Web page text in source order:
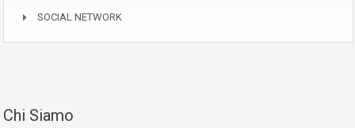
SOCIAL NETWORK
Chi Siamo